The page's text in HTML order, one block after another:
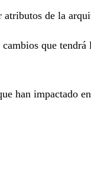
de la
que
han impactado